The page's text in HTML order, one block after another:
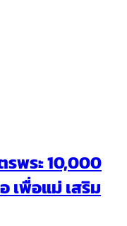
พระ 10,000
เพื่อแม่ เสริม